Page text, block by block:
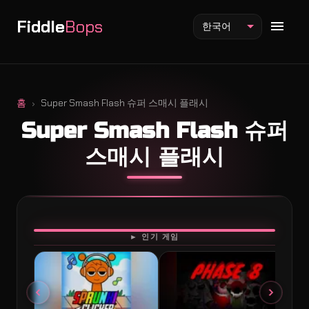
FiddleBops
Fiddlebops 모드
Incredibox 모드
Sprunki 모드
한국어
홈 Super Smash Flash 슈퍼 스매시 플래시
Super Smash Flash 슈퍼
스매시 플래시
► 인기 게임
플레이